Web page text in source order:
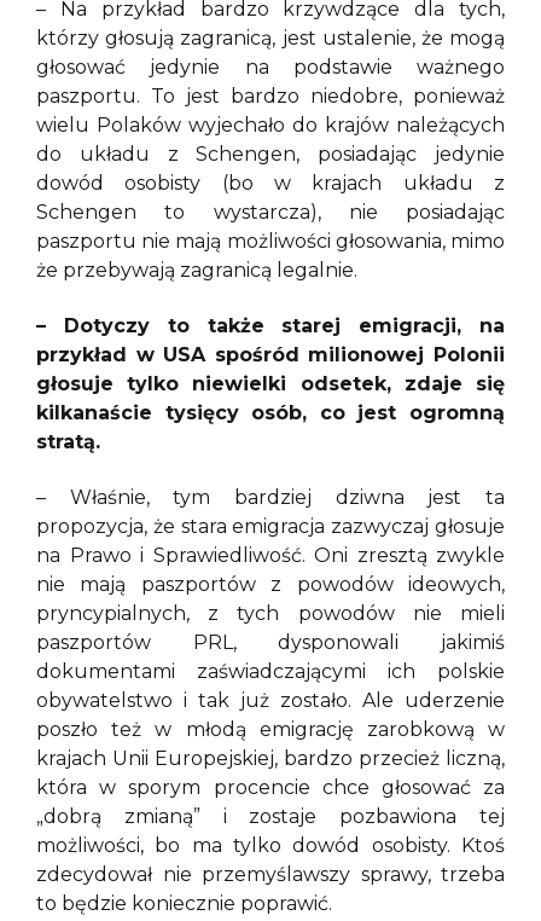
– Na przykład bardzo krzywdzące dla tych,
którzy głosują zagranicą, jest ustalenie, że mogą
głosować jedynie na podstawie ważnego
paszportu. To jest bardzo niedobre, ponieważ
wielu Polaków wyjechało do krajów należących
do układu z Schengen, posiadając jedynie
dowód osobisty (bo w krajach układu z
Schengen to wystarcza), nie posiadając
paszportu nie mają możliwości głosowania, mimo
że przebywają zagranicą legalnie.
– Dotyczy to także starej emigracji, na
przykład w USA spośród milionowej Polonii
głosuje tylko niewielki odsetek, zdaje się
kilkanaście tysięcy osób, co jest ogromną
stratą.
– Właśnie, tym bardziej dziwna jest ta
propozycja, że stara emigracja zazwyczaj głosuje
na Prawo i Sprawiedliwość. Oni zresztą zwykle
nie mają paszportów z powodów ideowych,
pryncypialnych, z tych powodów nie mieli
paszportów PRL, dysponowali jakimiś
dokumentami zaświadczającymi ich polskie
obywatelstwo i tak już zostało. Ale uderzenie
poszło też w młodą emigrację zarobkową w
krajach Unii Europejskiej, bardzo przecież liczną,
która w sporym procencie chce głosować za
„dobrą zmianą” i zostaje pozbawiona tej
możliwości, bo ma tylko dowód osobisty. Ktoś
zdecydował nie przemyślawszy sprawy, trzeba
to będzie koniecznie poprawić.